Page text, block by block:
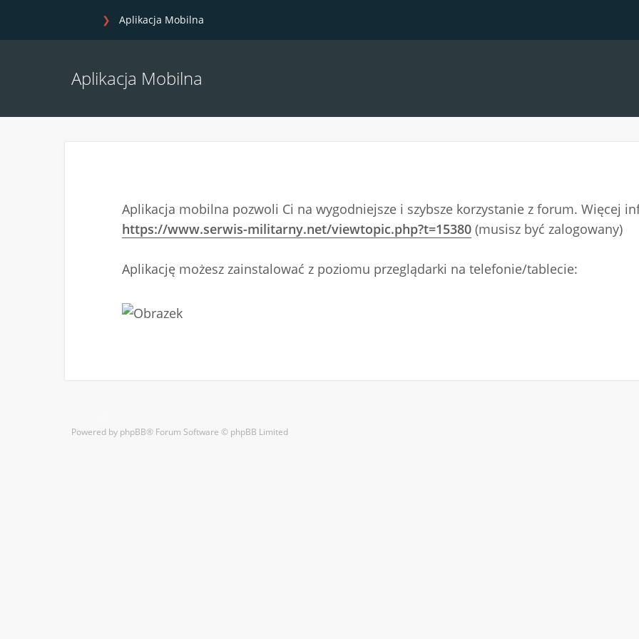
Aplikacja Mobilna
Aplikacja Mobilna
Aplikacja mobilna pozwoli Ci na wygodniejsze i szybsze korzystanie z forum. Więcej
https://www.serwis-militarny.net/viewtopic.php?t=15380 (musisz być zalogowany)
Aplikację możesz zainstalować z poziomu przeglądarki na telefonie/tablecie:
Powered by phpBB® Forum Software © phpBB Limited